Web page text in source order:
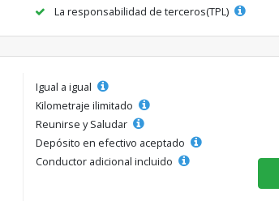
La responsabilidad de terceros(TPL)
Igual a igual
Kilometraje ilimitado
Reunirse y Saludar
Depósito en efectivo aceptado
Conductor adicional incluido